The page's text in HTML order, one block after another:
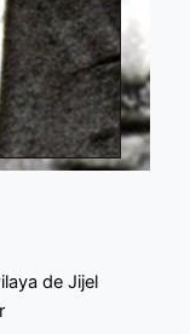
de Jijel